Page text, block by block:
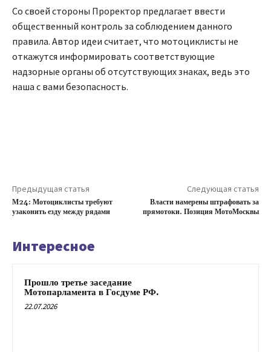
Со своей стороны Проректор предлагает ввести
общественный контроль за соблюдением данного
правила. Автор идеи считает, что мотоциклисты не
откажутся информировать соответствующие
надзорные органы об отсутствующих знаках, ведь это
наша с вами безопасность.
Предыдущая статья
М24: Мотоциклисты требуют
узаконить езду между рядами
Следующая статья
Власти намерены штрафовать за
прямотоки. Позиция МотоМосквы
Интересное
Прошло третье заседание
Мотопарламента в Госдуме РФ.
22.07.2026